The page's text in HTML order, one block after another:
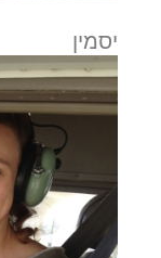
יסמין